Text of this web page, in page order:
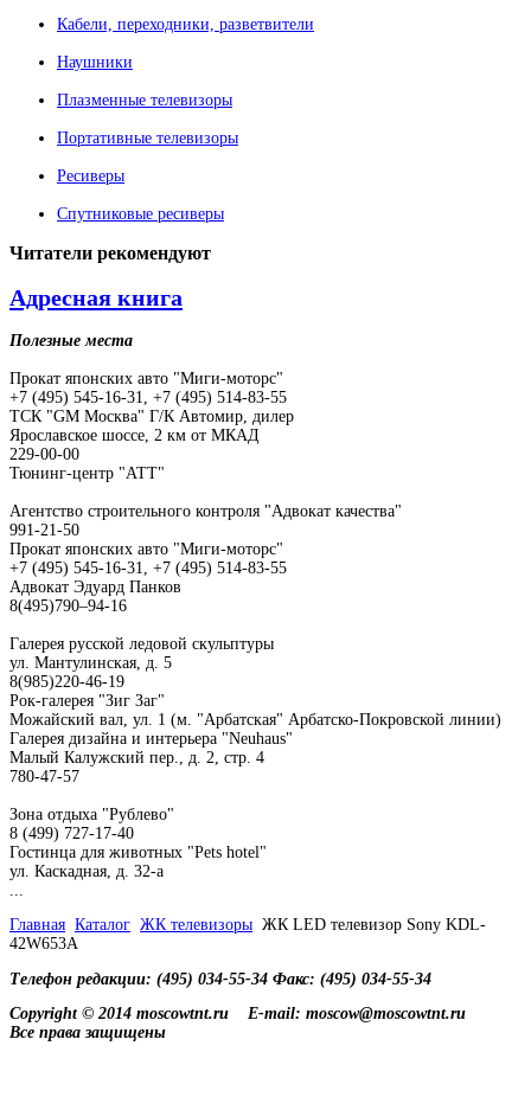
Кабели, переходники, разветвители
Наушники
Плазменные телевизоры
Портативные телевизоры
Ресиверы
Спутниковые ресиверы
Читатели рекомендуют
Адресная книга
Полезные места
Прокат японских авто "Миги-моторс"
+7 (495) 545-16-31, +7 (495) 514-83-55
ТСК "GM Москва" Г/К Автомир, дилер
Ярославское шоссе, 2 км от МКАД
229-00-00
Тюнинг-центр "АТТ"
Агентство строительного контроля "Адвокат качества"
991-21-50
Прокат японских авто "Миги-моторс"
+7 (495) 545-16-31, +7 (495) 514-83-55
Адвокат Эдуард Панков
8(495)790–94-16
Галерея русской ледовой скульптуры
ул. Мантулинская, д. 5
8(985)220-46-19
Рок-галерея "Зиг Заг"
Можайский вал, ул. 1 (м. "Арбатская" Арбатско-Покровской линии)
Галерея дизайна и интерьера "Neuhaus"
Малый Калужский пер., д. 2, стр. 4
780-47-57
Зона отдыха "Рублево"
8 (499) 727-17-40
Гостинца для животных "Рets hotel"
ул. Каскадная, д. 32-а
Главная Каталог ЖК телевизоры ЖК LED телевизор Sony KDL-
42W653A
Телефон редакции: (495) 034-55-34 Факс: (495) 034-55-34
Copyright © 2014 moscowtnt.ru
E-mail: moscow@moscowtnt.ru
Все права защищены